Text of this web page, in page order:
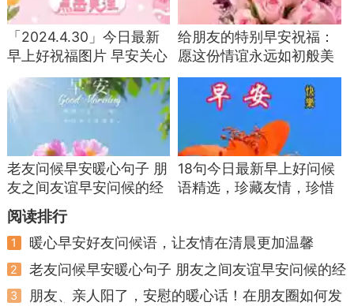
- 拒绝“私下转账”“高额手续费”等不合理要求；
- 协商一致后，签订书面协议，避免后续纠
纷。
（三）保留违规证据，依法维权
遇到催收骚扰亲友、伪造法律文书、威胁恐吓
等违规行为，保留好短信截图、通话录音、聊天记
录等证据，通过以下渠道投诉：
1. 12378银保监投诉热线；
2. 12368法院投诉渠道；
3. 12315平台投诉；
「2024.4.30」今日最新
早上好祝福图片 早安关心
朋友的问候语
给朋友的特别早安祝福：
愿这份情谊永远如初般美
好
老友问候早安暖心句子 朋
友之间友谊早安问候的经
典句子
18句今日最新早上好问候
语精选，珍藏友情，珍惜
阅读排行
1 暖心早安好友问候语，让友情在清晨更加温馨
2
老友问候早安暖心句子 朋友之间友谊早安问候的经
3
朋友、亲人阳了，安慰的暖心话！在朋友圈如何发